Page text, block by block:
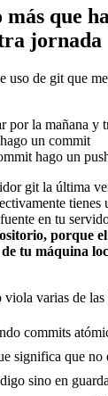
más que
jornada
uso de git que
por la mañana y
un commit
hago un
git la última
tienes
en tu
porque
tu máquina
varias de
commits
significa que no
sino en